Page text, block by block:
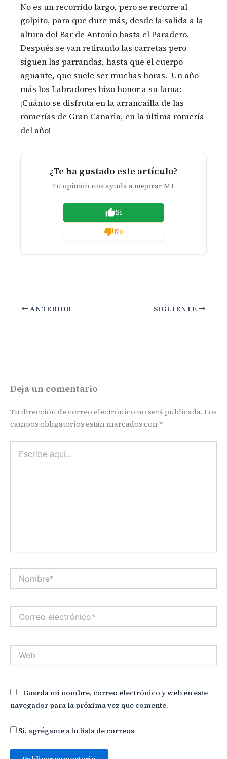
No es un recorrido largo, pero se recorre al
golpito, para que dure más, desde la salida a la
altura del Bar de Antonio hasta el Paradero.
Después se van retirando las carretas pero
siguen las parrandas, hasta que el cuerpo
aguante, que suele ser muchas horas. Un año
más los Labradores hizo honor a su fama:
¡Cuánto se disfruta en la arrancaílla de las
romerías de Gran Canaria, en la última romería
del año!
¿Te ha gustado este artículo?
Tu opinión nos ayuda a mejorar M+.
Si
No
ANTERIOR SIGUIENTE
Deja un comentario
Tu dirección de correo electrónico no será publicada. Los
campos obligatorios están marcados con *
aquí...
Correo
electrónico*
Guarda mi nombre, correo electrónico y web en este
navegador para la próxima vez que comente.
Sí, agrégame a tu lista de correos